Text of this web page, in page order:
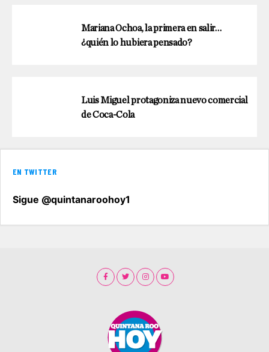
Mariana Ochoa, la primera en salir…
¿quién lo hubiera pensado?
Luis Miguel protagoniza nuevo comercial
de Coca-Cola
EN TWITTER
Sigue @quintanaroohoy1